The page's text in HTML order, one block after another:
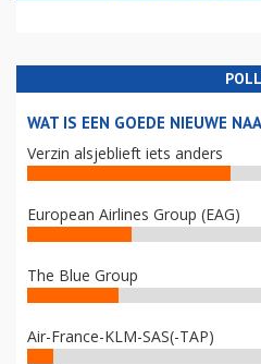
POLL
WAT IS EEN GOEDE NIEUWE
Verzin alsjeblieft iets anders
European Airlines Group (EAG)
The Blue Group
Air-France-KLM-SAS(-TAP)